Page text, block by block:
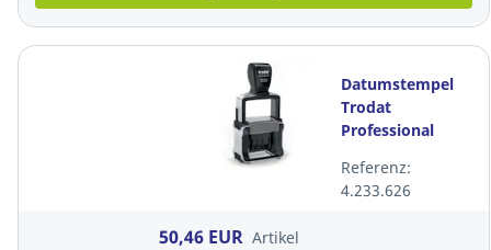
Datumstempel
Trodat
Professional
Referenz:
4.233.626
50,46 EUR Artikel